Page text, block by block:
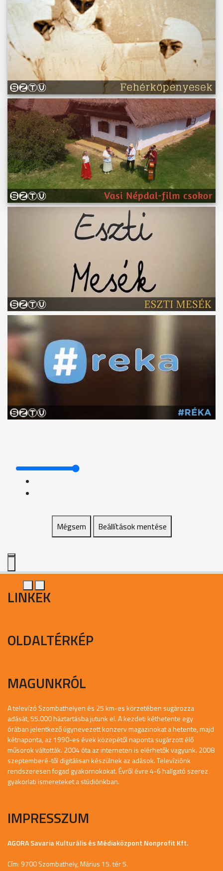
Mégsem Beállítások mentése
LINKEK
OLDALTÉRKÉP
MAGUNKRÓL
A televízó Szombathelyen és 25 km-es körzetében sugározza
adását, 55.000 háztartásba jutunk el. A kezdeti kéthetente egy
órában jelentkező úgynevezett konzerv magazinokat a hetente, majd
kétnaponta, az 1990-es évek közepétől naponta sugárzott élő
műsorok váltották. 2004 óta az interneten is elérhetők vagyunk. 2008
szeptemberé-től digitálisan készülnek az adások. Televíziónk
rendszeresen fogad gyakornokokat. Évről évre 4-6 hallgató szerez
gyakorlati ismereteket a stúdiónkban.
IMPRESSZUM
AGORA Savaria Kulturális és Médiaközpont Nonprofit Kft.
Cím: 9700 Szombathely, Márius 15. tér 5.